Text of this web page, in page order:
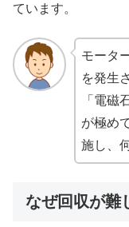
ています。
モータ
を発生
「電磁
が極め
施し、
なぜ回収が難